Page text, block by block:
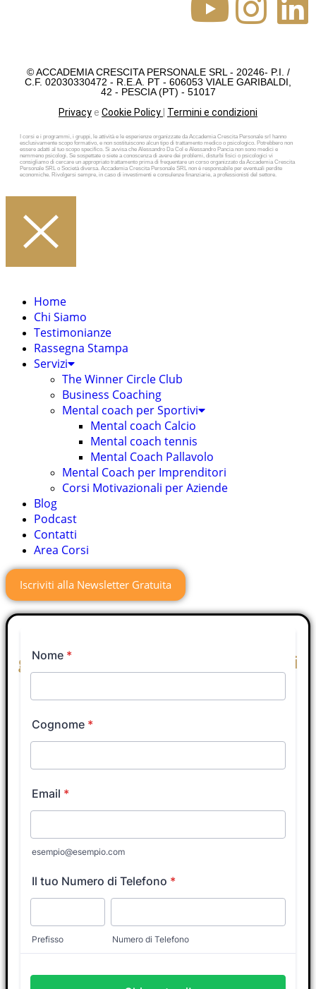
© ACCADEMIA CRESCITA PERSONALE SRL - 20246- P.I. /
C.F. 02030330472 - R.E.A. PT - 606053 VIALE GARIBALDI,
42 - PESCIA (PT) - 51017
Privacy e Cookie Policy Termini e condizioni
I corsi e i programmi, i gruppi, le attività e le esperienze organizzate da Accademia Crescita Personale srl hanno
esclusivamente scopo formativo, e non sostituiscono alcun tipo di trattamento medico o psicologico. Potrebbero non
essere adatti al tuo scopo specifico. Si avvisa che Alessandro Da Col e Alessandro Pancia non sono medici e
nemmeno psicologi. Se sospettate o siete a conoscenza di avere dei problemi, disturbi fisici o psicologici vi
consigliamo di cercare un appropriato trattamento prima di frequentare un corso organizzato da Accademia Crescita
Personale SRL o Società diversa. Accademia Crescita Personale SRL non è responsabile per eventuali perdite
economiche. Rivolgersi sempre, in caso di investimenti e consulenze finanziarie, a professionisti del settore.
Home
Chi Siamo
Testimonianze
Rassegna Stampa
Servizi
The Winner Circle Club
Business Coaching
Mental coach per Sportivi
Mental coach Calcio
Mental coach tennis
Mental Coach Pallavolo
Mental Coach per Imprenditori
Corsi Motivazionali per Aziende
Blog
Podcast
Contatti
Area Corsi
Iscriviti alla Newsletter Gratuita
Vuoi essere richiamato
gratuitamente nei prossimi minuti
da un Tutor Coach?